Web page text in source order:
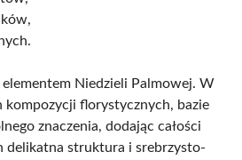
elementem Niedzieli Palmowej. W
kompozycji florystycznych, bazie
znaczenia, dodając całości
delikatna struktura i srebrzysto-